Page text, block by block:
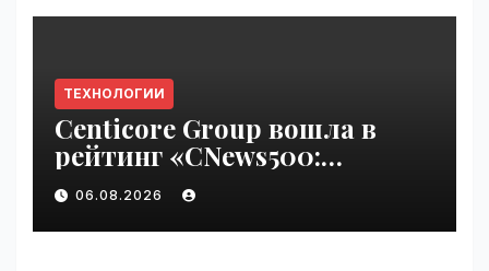
ТЕХНОЛОГИИ
Centicore Group вошла в
рейтинг «CNews500:
Крупнейшие ИТ-компании
России» | VseTime.ru
06.08.2026